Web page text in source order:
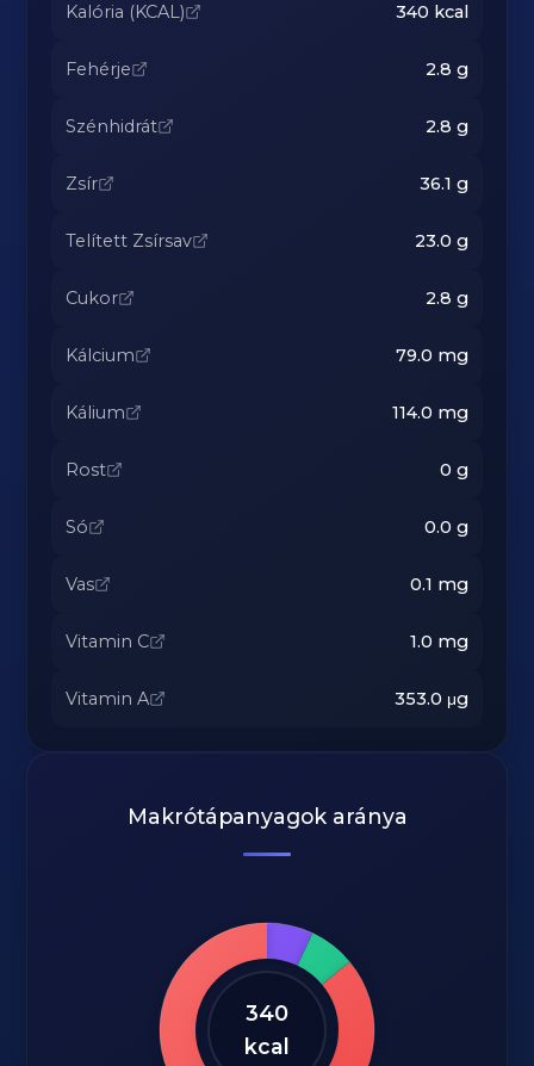
Kalória (KCAL) 340 kcal
Fehérje 2.8 g
Szénhidrát 2.8 g
Zsír 36.1 g
Telített Zsírsav 23.0 g
Cukor 2.8 g
Kálcium 79.0 mg
Kálium 114.0 mg
Rost 0 g
Só 0.0 g
Vas 0.1 mg
Vitamin C 1.0 mg
Vitamin A 353.0 μg
Makrótápanyagok aránya
340
kcal